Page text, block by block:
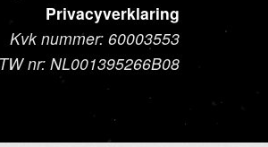
Privacyverklaring
Kvk nummer: 60003553
nr: NL001395266B08